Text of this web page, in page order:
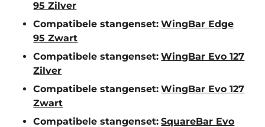
95 Zilver
Compatibele stangenset: WingBar Edge
95 Zwart
Compatibele stangenset: WingBar Evo 127
Zilver
Compatibele stangenset: WingBar Evo 127
Zwart
Compatibele stangenset: SquareBar Evo